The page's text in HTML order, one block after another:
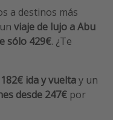
a destinos más
viaje de lujo a Abu
sólo 429€. ¿Te
ida y vueltay un
desde 247€ por